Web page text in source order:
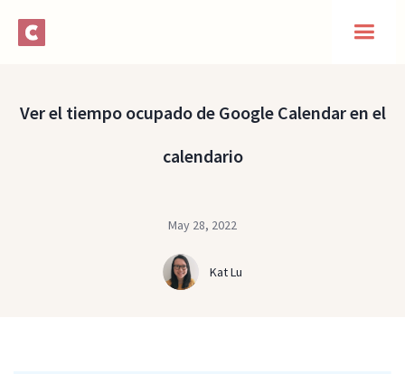
Ver el tiempo ocupado de Google Calendar en el
calendario
May 28, 2022
Kat Lu